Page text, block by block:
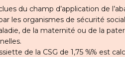
du champ d’application de
les organismes de sécurité
de la maternité ou de la
de la CSG de 1,75 %% est